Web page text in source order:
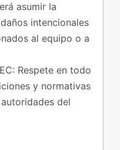
asumir la
intencionales
al equipo o a
Respete en todo
y normativas
del